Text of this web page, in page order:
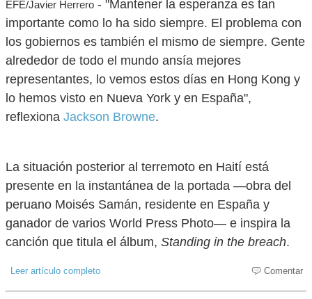
EFE/Javier Herrero - "Mantener la esperanza es tan
importante como lo ha sido siempre. El problema con
los gobiernos es también el mismo de siempre. Gente
alrededor de todo el mundo ansía mejores
representantes, lo vemos estos días en Hong Kong y
lo hemos visto en Nueva York y en España",
reflexiona Jackson Browne.
La situación posterior al terremoto en Haití está
presente en la instantánea de la portada —obra del
peruano Moisés Samán, residente en España y
ganador de varios World Press Photo— e inspira la
canción que titula el álbum, Standing in the breach.
Leer artículo completo Comentar